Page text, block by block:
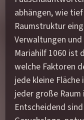
abhängen, wie
Raumstruktur
Verwaltungen
Mariahilf 1060 ist
welche Faktoren
jede kleine
jeder große
Entscheidend